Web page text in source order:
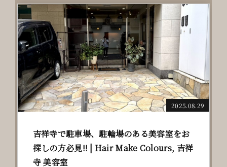
WARNING: TRYING TO ACCESS ARRAY O
FFSET ON VALUE OF TYPE NULL IN
/HO
ME/LAIDE12/HAIR-MAKE-COLOURS.CO
M/PUBLIC_HTML/CMS/WP-CONTENT/T
HEMES/DOC/INCLUDE/VISUAL-SUB.PHP
ON LINE25
2025.08.29
吉祥寺で駐車場、駐輪場のある美容室をお
探しの方必見‼️ | Hair Make Colours, 吉祥
寺 美容室